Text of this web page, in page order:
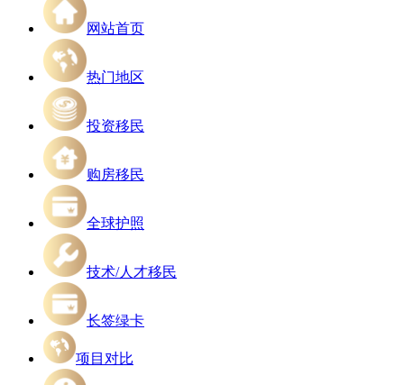
网站首页
热门地区
投资移民
购房移民
全球护照
技术/人才移民
长签绿卡
项目对比